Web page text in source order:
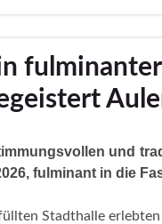
und
fulminant in die
Stadthalle